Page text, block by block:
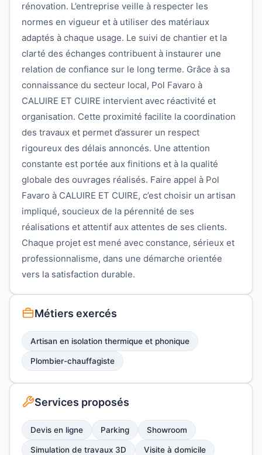
rénovation. L’entreprise veille à respecter les
normes en vigueur et à utiliser des matériaux
adaptés à chaque usage. Le suivi de chantier et la
clarté des échanges contribuent à instaurer une
relation de confiance sur le long terme. Grâce à sa
connaissance du secteur local, Pol Favaro à
CALUIRE ET CUIRE intervient avec réactivité et
organisation. Cette proximité facilite la coordination
des travaux et permet d’assurer un respect
rigoureux des délais annoncés. Une attention
constante est portée aux finitions et à la qualité
globale des ouvrages réalisés. Faire appel à Pol
Favaro à CALUIRE ET CUIRE, c’est choisir un artisan
impliqué, soucieux de la pérennité de ses
réalisations et attentif aux attentes de ses clients.
Chaque projet est mené avec constance, sérieux et
professionnalisme, dans une démarche orientée
vers la satisfaction durable.
Métiers exercés
Artisan en isolation thermique et phonique
Plombier-chauffagiste
Services proposés
Devis en ligne Parking Showroom
Simulation de travaux 3D Visite à domicile